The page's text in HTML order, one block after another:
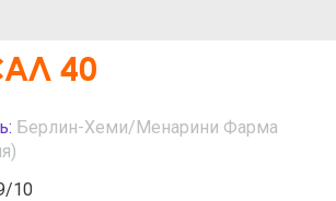
40
Берлин-Хеми/Менарини Фарма
10